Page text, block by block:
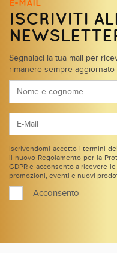
E-MAIL
ISCRIVITI
Segnalaci la tua mail per
rimanere sempre
Iscrivendomi accetto i termini
il nuovo Regolamento per la
GDPR e acconsento a ricevere
promozioni, eventi e nuovi
Acconsento